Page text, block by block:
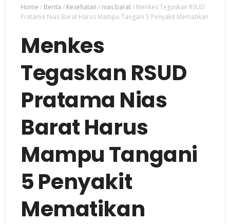
Home / Berita / Kesehatan / nias barat/ Menkes Tegaskan RSUD
Pratama Nias Barat Harus Mampu Tangani 5 Penyakit Mematikan
Menkes
Tegaskan RSUD
Pratama Nias
Barat Harus
Mampu Tangani
5 Penyakit
Mematikan